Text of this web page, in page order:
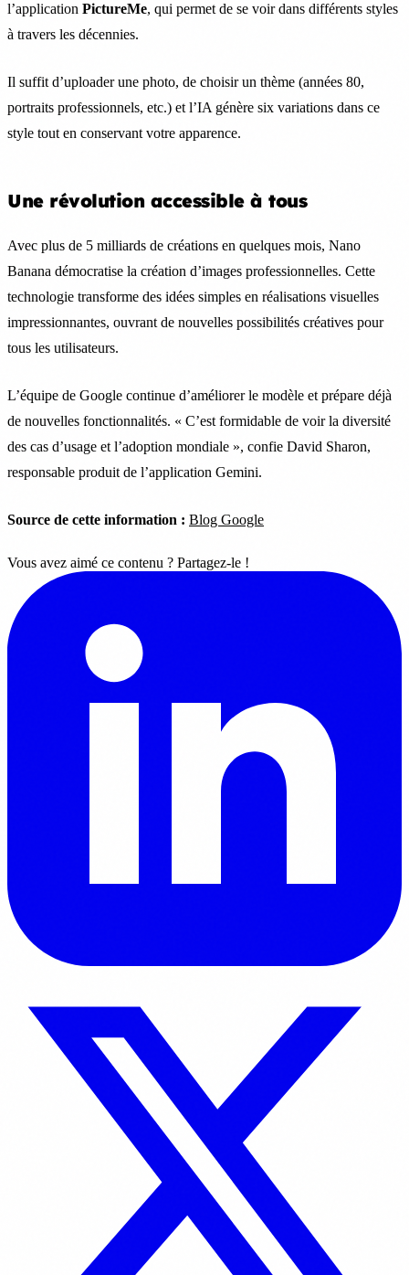
l’application PictureMe, qui permet de se voir dans différents styles
à travers les décennies.
Il suffit d’uploader une photo, de choisir un thème (années 80,
portraits professionnels, etc.) et l’IA génère six variations dans ce
style tout en conservant votre apparence.
Une révolution accessible à tous
Avec plus de 5 milliards de créations en quelques mois, Nano
Banana démocratise la création d’images professionnelles. Cette
technologie transforme des idées simples en réalisations visuelles
impressionnantes, ouvrant de nouvelles possibilités créatives pour
tous les utilisateurs.
L’équipe de Google continue d’améliorer le modèle et prépare déjà
de nouvelles fonctionnalités. « C’est formidable de voir la diversité
des cas d’usage et l’adoption mondiale », confie David Sharon,
responsable produit de l’application Gemini.
Source de cette information : Blog Google
Vous avez aimé ce contenu ? Partagez-le !